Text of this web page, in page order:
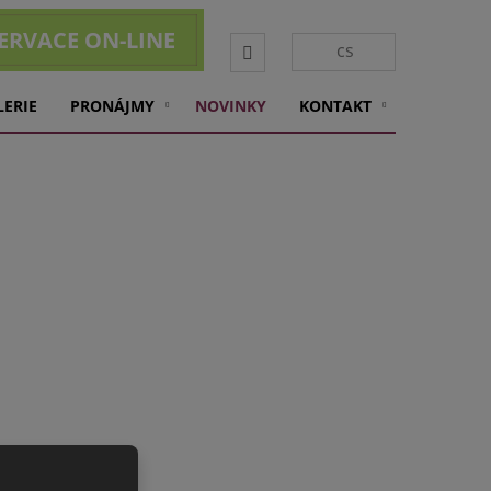
PRONÁJMY NOVINKY KONTAKT
Vyhledávání
cs
ON-LINE